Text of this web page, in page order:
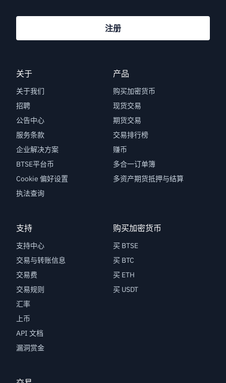
关于
关于我们
招聘
公告中心
服务条款
企业解决方案
BTSE平台币
Cookie 偏好设置
执法查询
产品
购买加密货币
现货交易
期货交易
交易排行榜
赚币
多合一订单簿
多资产期货抵押与结算
支持
支持中心
交易与转账信息
交易费
交易规则
汇率
上币
API 文档
漏洞赏金
购买加密货币
买 BTSE
买 BTC
买 ETH
买 USDT
注册